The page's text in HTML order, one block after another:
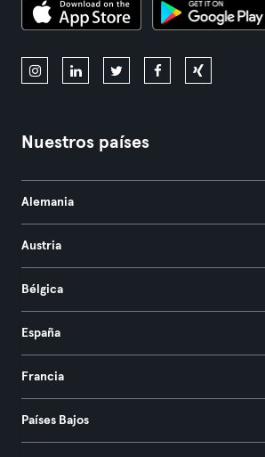
Nuestros países
Alemania
Austria
Bélgica
España
Francia
Países Bajos